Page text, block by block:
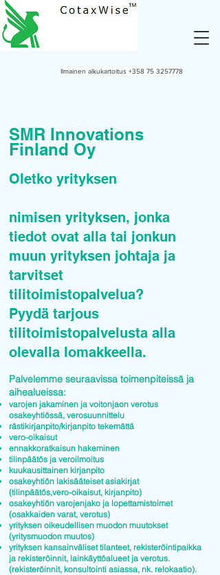
Ilmainen alkukartoitus +358 75 3257778
SMR Innovations
Finland Oy
Oletko yrityksen
nimisen yrityksen, jonka
tiedot ovat alla tai jonkun
muun yrityksen johtaja ja
tarvitset
tilitoimistopalvelua?
Pyydä tarjous
tilitoimistopalvelusta alla
olevalla lomakkeella.
Palvelemme seuraavissa toimenpiteissä ja
aihealueissa:
varojen jakaminen ja voitonjaon verotus
osakeyhtiössä, verosuunnittelu
rästikirjanpito/kirjanpito tekemättä
vero-oikaisut
ennakkoratkaisun hakeminen
tilinpäätös ja veroilmoitus
kuukausittainen kirjanpito
osakeyhtiön lakisääteiset asiakirjat
(tilinpäätös,vero-oikaisut, kirjanpito)
osakeyhtiön varojenjako ja lopettamistoimet
(osakkaiden varat, verotus)
yrityksen oikeudellisen muodon muutokset
(yritysmuodon muutos)
yrityksen kansainväliset tilanteet, rekisteröintipaikka
ja rekisteröinnit, lainkäyttöalueet ja verotus.
(rekisteröinnit, konsultointi asiassa, nk. relokaatio).